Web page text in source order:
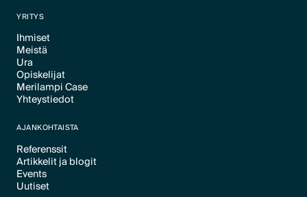
YRITYS
Ihmiset
Text Link
Meistä
Text Link
Ura
Text Link
Opiskelijat
Text Link
Merilampi Case
Text Link
Yhteystiedot
AJANKOHTAISTA
Referenssit
Text Link
Artikkelit ja blogit
Text Link
Events
Text Link
Uutiset